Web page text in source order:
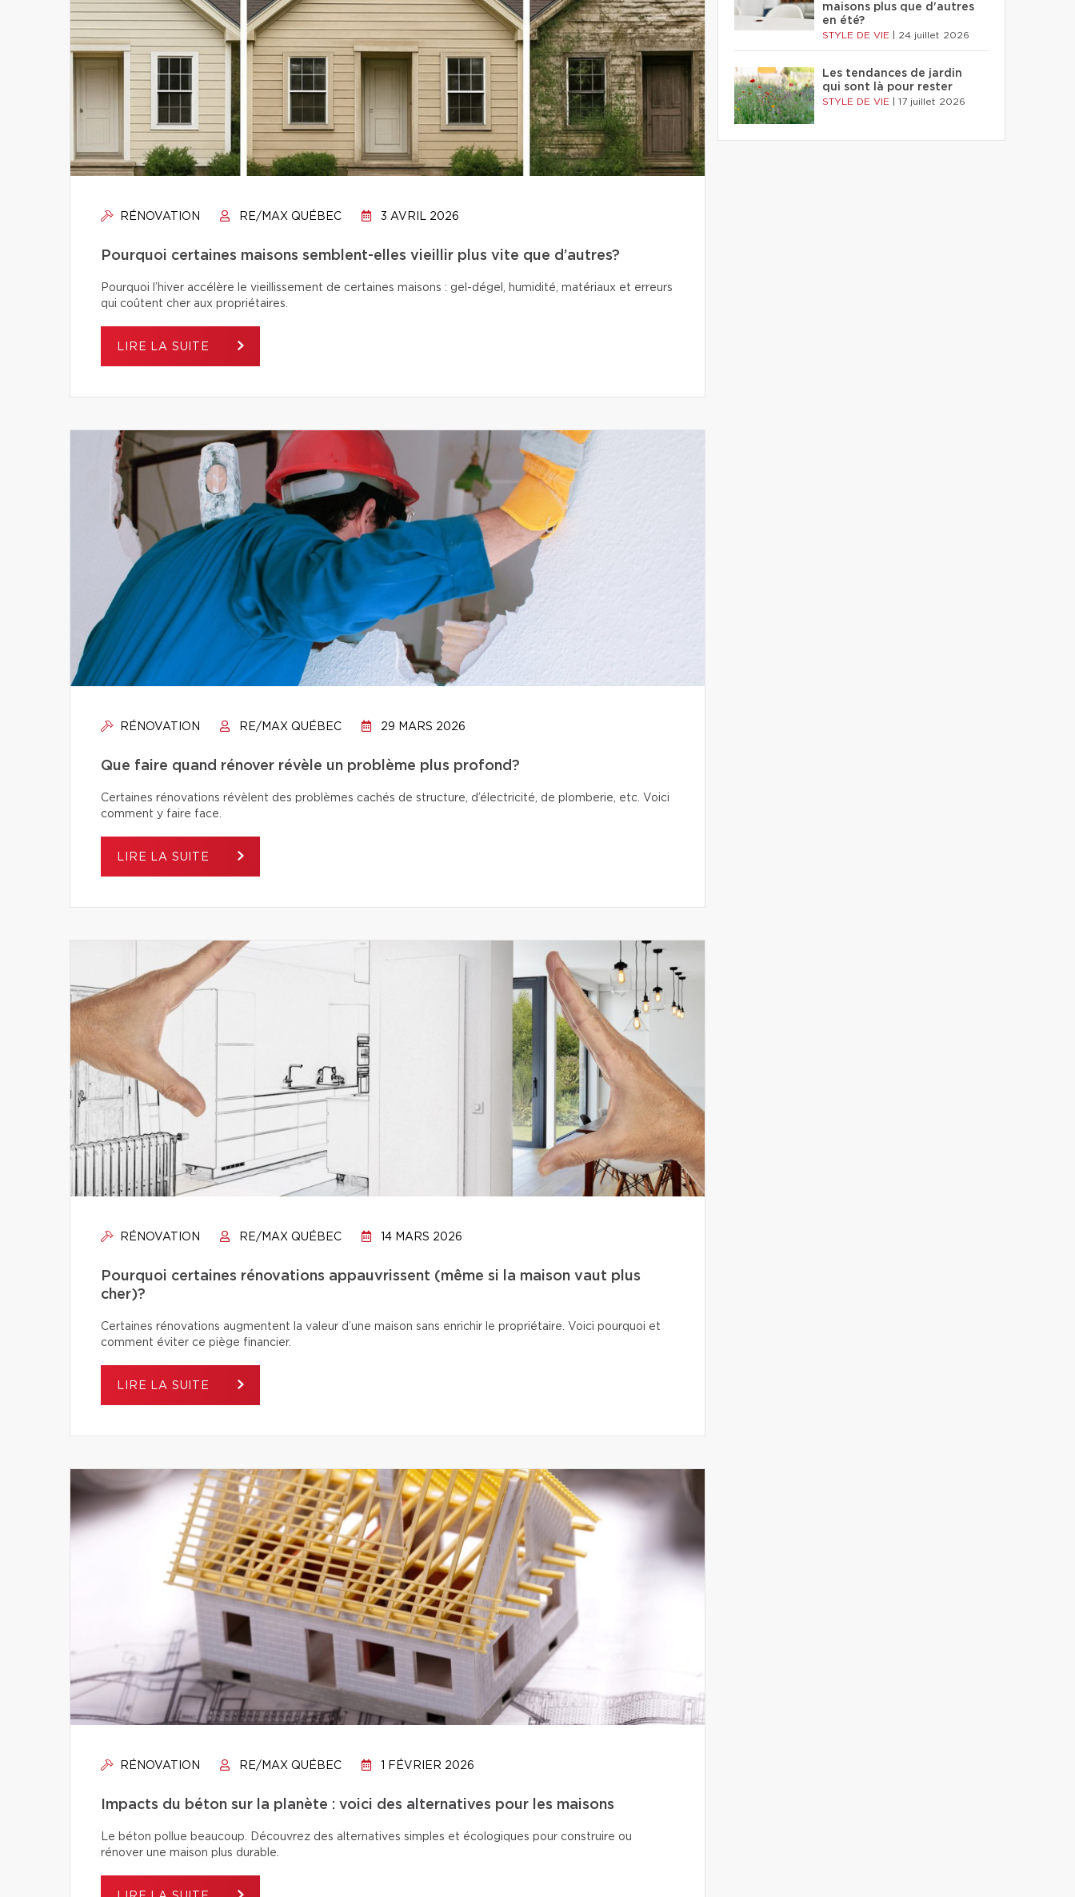
RÉNOVATION RE/MAX QUÉBEC 3 AVRIL 2026
Pourquoi certaines maisons semblent-elles vieillir plus vite que d’autres?
Pourquoi l’hiver accélère le vieillissement de certaines maisons : gel-dégel, humidité, matériaux et erreurs
qui coûtent cher aux propriétaires.
LIRE LA SUITE
RÉNOVATION RE/MAX QUÉBEC 29 MARS 2026
Que faire quand rénover révèle un problème plus profond?
Certaines rénovations révèlent des problèmes cachés de structure, d’électricité, de plomberie, etc. Voici
comment y faire face.
LIRE LA SUITE
RÉNOVATION RE/MAX QUÉBEC 14 MARS 2026
Pourquoi certaines rénovations appauvrissent (même si la maison vaut plus
cher)?
Certaines rénovations augmentent la valeur d’une maison sans enrichir le propriétaire. Voici pourquoi et
comment éviter ce piège financier.
LIRE LA SUITE
RÉNOVATION RE/MAX QUÉBEC 1 FÉVRIER 2026
Impacts du béton sur la planète : voici des alternatives pour les maisons
Le béton pollue beaucoup. Découvrez des alternatives simples et écologiques pour construire ou
rénover une maison plus durable.
maisons plus que d'autres
en été?
STYLE DE VIE 24 juillet 2026
Les tendances de jardin
qui sont là pour rester
STYLE DE VIE 17 juillet 2026